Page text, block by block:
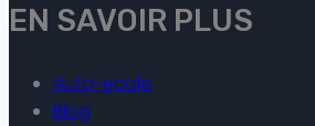
EN SAVOIR PLUS
Auto-ecole
Blog